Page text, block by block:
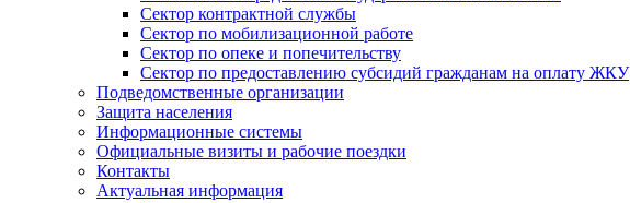
Сектор контрактной службы
Сектор по мобилизационной работе
Сектор по опеке и попечительству
Сектор по предоставлению субсидий гражданам на оплату ЖКУ
Подведомственные организации
Защита населения
Информационные системы
Официальные визиты и рабочие поездки
Контакты
Актуальная информация